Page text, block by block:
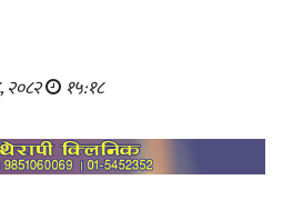
२०८२ १५:१८